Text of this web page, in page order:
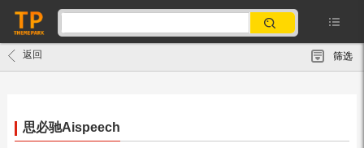
返回 筛选
思必驰Aispeech